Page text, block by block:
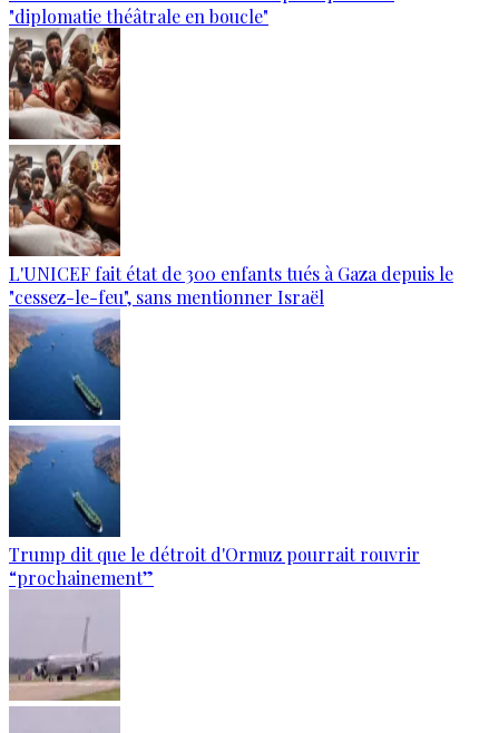
"diplomatie théâtrale en boucle"
L'UNICEF fait état de 300 enfants tués à Gaza depuis le
"cessez-le-feu", sans mentionner Israël
Trump dit que le détroit d'Ormuz pourrait rouvrir
“prochainement”